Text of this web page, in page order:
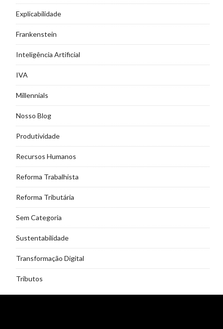
Explicabilidade
Frankenstein
Inteligência Artificial
IVA
Millennials
Nosso Blog
Produtividade
Recursos Humanos
Reforma Trabalhista
Reforma Tributária
Sem Categoria
Sustentabilidade
Transformação Digital
Tributos